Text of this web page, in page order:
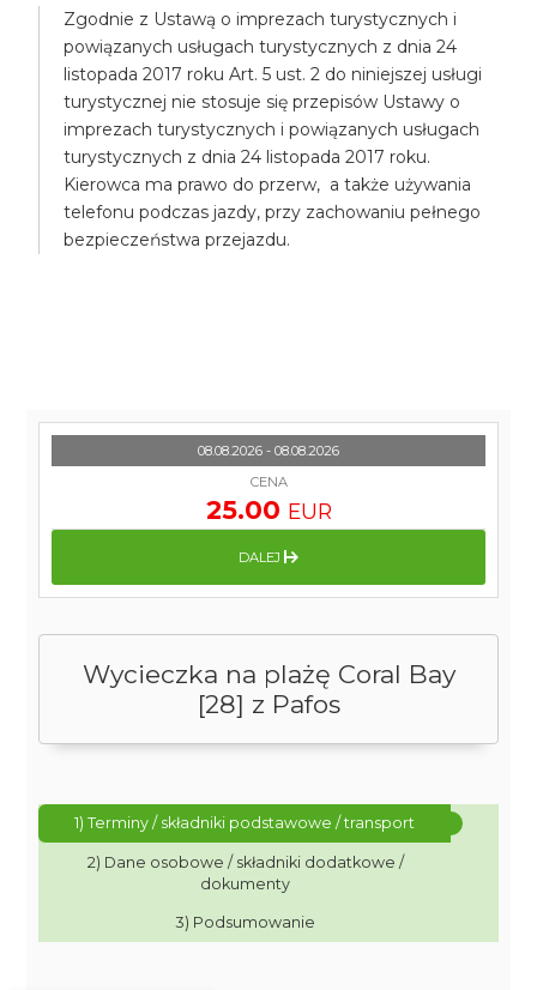
Zgodnie z Ustawą o imprezach turystycznych i
powiązanych usługach turystycznych z dnia 24
listopada 2017 roku Art. 5 ust. 2 do niniejszej usługi
turystycznej nie stosuje się przepisów Ustawy o
imprezach turystycznych i powiązanych usługach
turystycznych z dnia 24 listopada 2017 roku.
Kierowca ma prawo do przerw, a także używania
telefonu podczas jazdy, przy zachowaniu pełnego
bezpieczeństwa przejazdu.
Wycieczka na plażę Coral Bay
[28] z Pafos
1) Terminy / składniki podstawowe / transport
2) Dane osobowe / składniki dodatkowe /
dokumenty
3) Podsumowanie
08.08.2026 - 08.08.2026
CENA
25.00 EUR
DALEJ